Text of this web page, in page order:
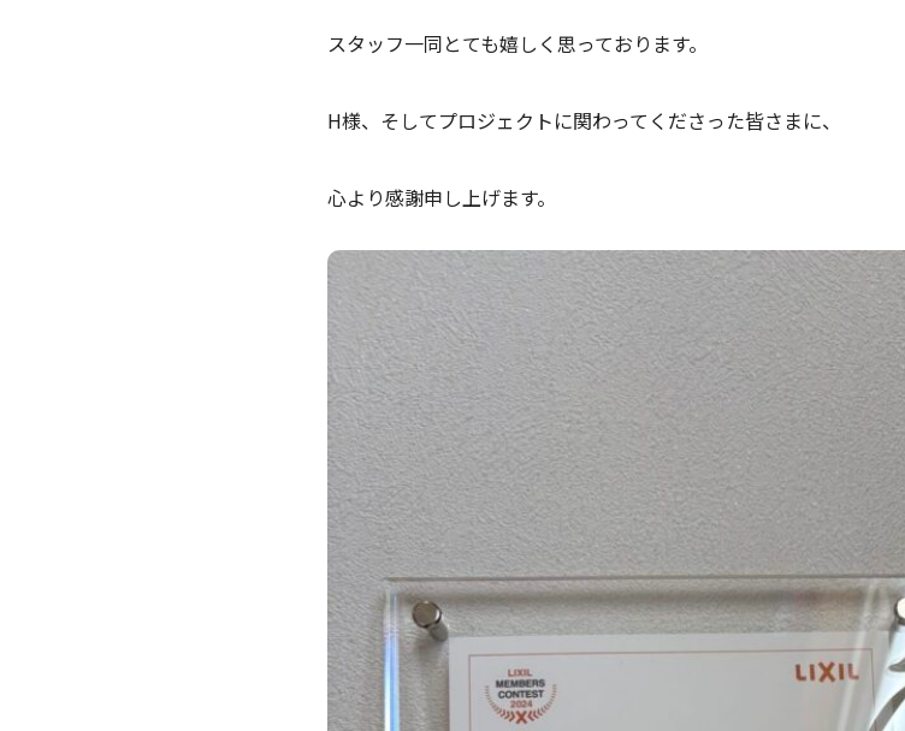
スタッフ一同とても嬉しく思っております。
H様、そしてプロジェクトに関わってくださった皆さまに、
心より感謝申し上げます。